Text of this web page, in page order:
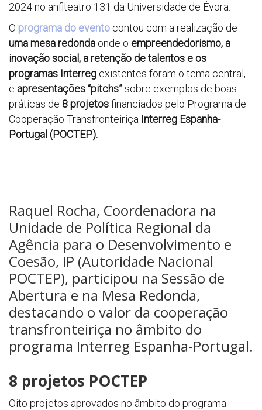
2024 no anfiteatro 131 da Universidade de Évora.
O programa do eventocontou com a realização de
uma mesaredonda onde o empreendedorismo, a
inovação social, a retenção de talentos e os
programas Interregexistentes foram o tema central,
e apresentações “pitchs” sobre exemplos de boas
práticas de 8 projetosfinanciados pelo Programa de
Cooperação Transfronteiriça Interreg Espanha-
Portugal (POCTEP).
Raquel Rocha, Coordenadora na
Unidade de Política Regional da
Agência para o Desenvolvimento e
Coesão, IP (Autoridade Nacional
POCTEP), participou na Sessão de
Abertura e na Mesa Redonda,
destacando o valor da cooperação
transfronteiriça no âmbito do
programa Interreg Espanha-Portugal.
8 projetos POCTEP
Oito projetos aprovados no âmbito do programa